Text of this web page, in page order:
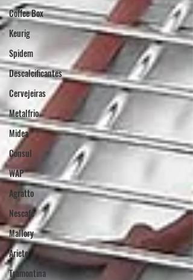
Coffee Box
Keurig
Spidem
Descalcificantes
Cervejeiras
Metalfrio
Midea
Consul
WAP
Agratto
Nescafé
Mallory
Ariete
Tramontina